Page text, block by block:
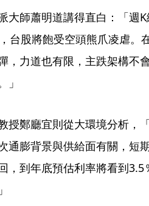
大師蕭明道講得直白：「週
台股將飽受空頭熊爪凌虐。
，力道也有限，主跌架構不
」
授鄭廳宜則從大環境分析，
通膨背景與供給面有關，短
，到年底預估利率將看到